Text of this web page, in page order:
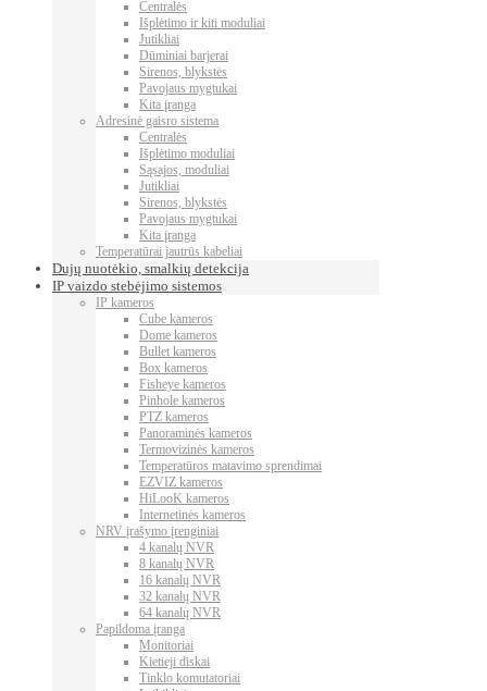
Centralės
Išplėtimo ir kiti moduliai
Jutikliai
Dūminiai barjerai
Sirenos, blykstės
Pavojaus mygtukai
Kita įranga
Adresinė gaisro sistema
Centralės
Išplėtimo moduliai
Sąsajos, moduliai
Jutikliai
Sirenos, blykstės
Pavojaus mygtukai
Kita įranga
Temperatūrai jautrūs kabeliai
Dujų nuotėkio, smalkių detekcija
IP vaizdo stebėjimo sistemos
IP kameros
Cube kameros
Dome kameros
Bullet kameros
Box kameros
Fisheye kameros
Pinhole kameros
PTZ kameros
Panoraminės kameros
Termovizinės kameros
Temperatūros matavimo sprendimai
EZVIZ kameros
HiLooK kameros
Internetinės kameros
NRV įrašymo įrenginiai
4 kanalų NVR
8 kanalų NVR
16 kanalų NVR
32 kanalų NVR
64 kanalų NVR
Papildoma įranga
Monitoriai
Kietieji diskai
Tinklo komutatoriai